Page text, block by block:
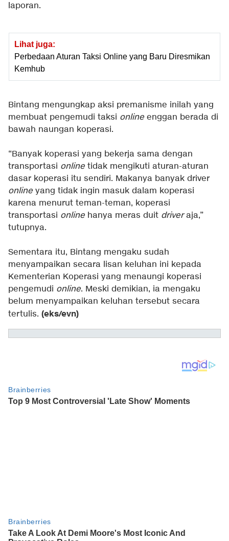
laporan.
Lihat juga:
Perbedaan Aturan Taksi Online yang Baru Diresmikan
Kemhub
Bintang mengungkap aksi premanisme inilah yang
membuat pengemudi taksi online enggan berada di
bawah naungan koperasi.
“Banyak koperasi yang bekerja sama dengan
transportasi online tidak mengikuti aturan-aturan
dasar koperasi itu sendiri. Makanya banyak driver
online yang tidak ingin masuk dalam koperasi
karena menurut teman-teman, koperasi
transportasi online hanya meras duit driveraja,”
tutupnya.
Sementara itu, Bintang mengaku sudah
menyampaikan secara lisan keluhan ini kepada
Kementerian Koperasi yang menaungi koperasi
pengemudi online. Meski demikian, ia mengaku
belum menyampaikan keluhan tersebut secara
tertulis. (eks/evn)